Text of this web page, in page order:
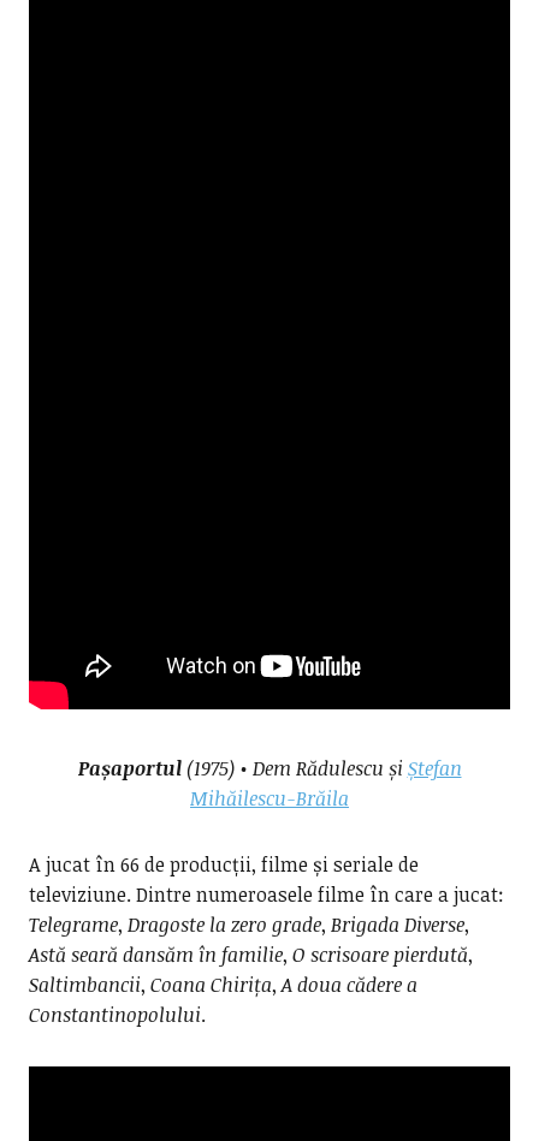
Pașaportul(1975) • Dem Rădulescu și Ștefan
Mihăilescu-Brăila
A jucat în 66 de producții, filme și seriale de
televiziune. Dintre numeroasele filme în care a jucat:
Telegrame, Dragoste la zero grade, Brigada Diverse,
Astă seară dansăm în familie, O scrisoare pierdută,
Saltimbancii, Coana Chirița,A doua cădere a
Constantinopolului.